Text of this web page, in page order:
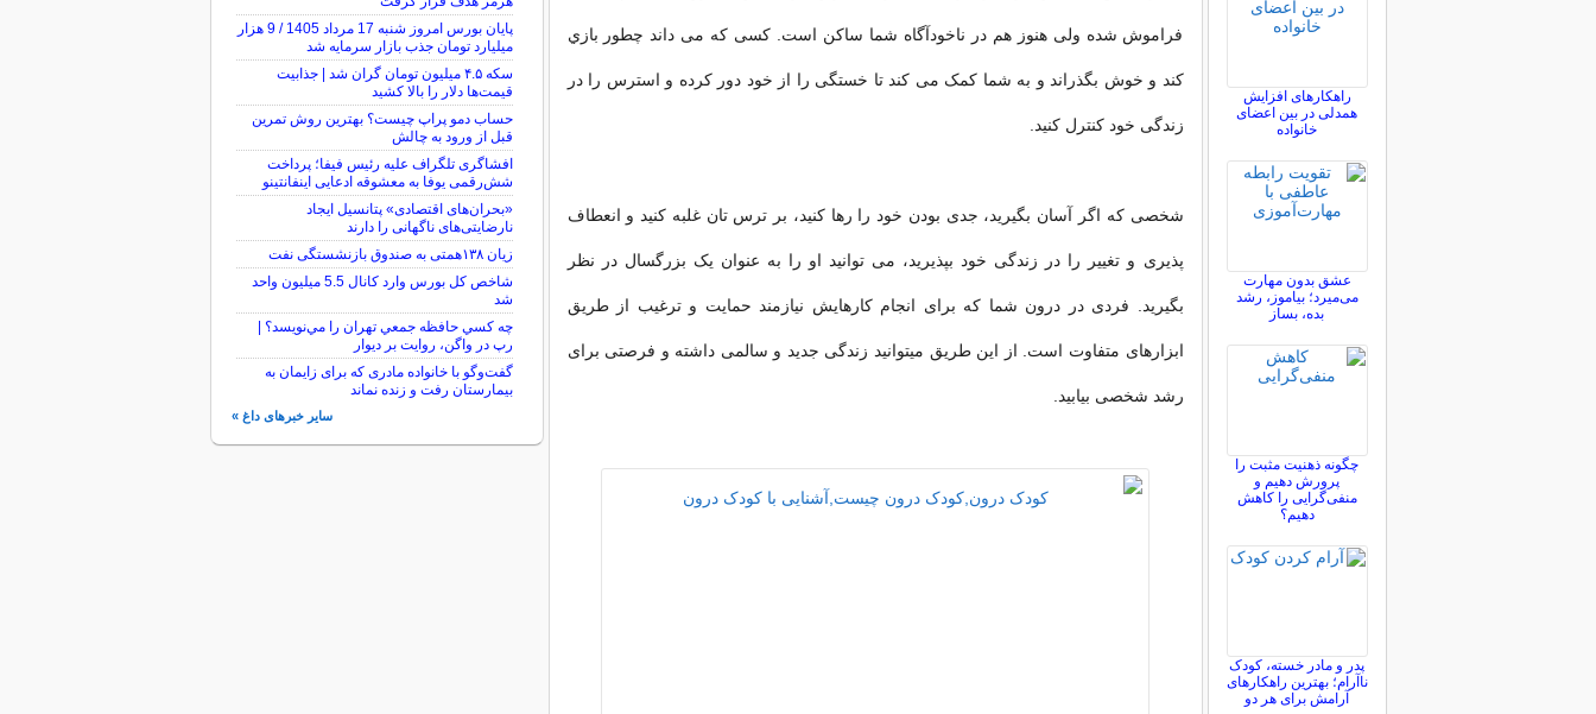
فراموش شده ولی هنوز هم در ناخودآگاه شما ساکن است. کسی که می داند چطور بازي
کند و خوش بگذراند و به شما کمک می کند تا خستگی را از خود دور کرده و استرس را در
زندگی خود کنترل کنید.
شخصی که اگر آسان بگیرید، جدی بودن خود را رها کنید، بر ترس تان غلبه کنید و انعطاف
پذیری و تغییر را در زندگی خود بپذیرید، می توانید او را به عنوان یک بزرگسال در نظر
بگیرید. فردی در درون شما که برای انجام کارهایش نیازمند حمایت و ترغیب از طريق
ابزارهای متفاوت است. از این طريق میتوانید زندگی جدید و سالمی داشته و فرصتی برای
رشد شخصی بیابید.
راهکارهای افزایش
همدلی در بین اعضای
خانواده
عشق بدون مهارت
می‌میرد؛ بیاموز، رشد
بده، بساز
چگونه ذهنیت مثبت را
پرورش دهیم و
منفی‌گرایی را کاهش
دهیم؟
پدر و مادر خسته، کودک
ناآرام؛ بهترین راهکارهای
آرامش برای هر دو
پایان بورس امروز شنبه 17 مرداد 1405 / 9 هزار
میلیارد تومان جذب بازار سرمایه شد
سکه ۴.۵ میلیون تومان گران شد | جذابیت
قیمت‌ها دلار را بالا کشید
حساب دمو پراپ چیست؟ بهترین روش تمرین
قبل از ورود به چالش
افشاگری تلگراف علیه رئیس فیفا؛ پرداخت
شش‌رقمی یوفا به معشوقه ادعایی اینفانتینو
«بحران‌های اقتصادی» پتانسیل ایجاد
نارضایتی‌های ناگهانی را دارند
زیان ۱۳۸همتی به صندوق بازنشستگی نفت
شاخص کل بورس وارد کانال 5.5 میلیون واحد
شد
چه كسي حافظه جمعي تهران را مي‌نويسد؟ |
رپ در واگن، روايت بر ديوار
گفت‌وگو با خانواده مادری که برای زایمان به
بیمارستان رفت و زنده نماند
سایر خبرهای داغ »